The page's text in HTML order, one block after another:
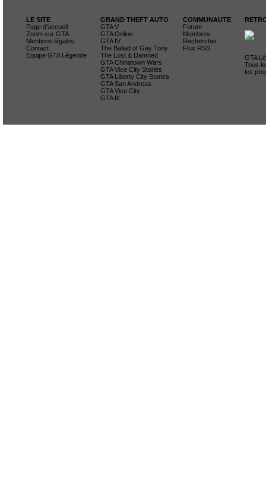
LE SITE
Page d'accueil
Zoom sur GTA
Mentions légales
Contact
Equipe GTA Légende
GRAND THEFT AUTO
GTA V
GTA Online
GTA IV
The Ballad of Gay Tony
The Lost & Damned
GTA Chinatown Wars
GTA Vice City Stories
GTA Liberty City Stories
GTA San Andreas
GTA Vice City
GTA III
COMMUNAUTE
Forum
Membres
Rechercher
Flux RSS
GTA
Tous
les